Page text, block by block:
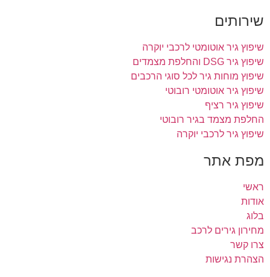
שירותים
שיפוץ גיר אוטומטי לרכבי יוקרה
שיפוץ גיר DSG והחלפת מצמדים
שיפוץ מוחות גיר לכל סוגי הרכבים
שיפוץ גיר אוטומטי רובוטי
שיפוץ גיר רציף
החלפת מצמד בגיר רובוטי
שיפוץ גיר לרכבי יוקרה
מפת אתר
ראשי
אודות
בלוג
מחירון גירים לרכב
צרו קשר
הצהרת נגישות